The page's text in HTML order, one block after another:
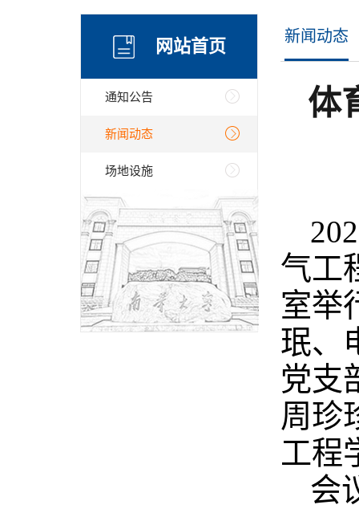
网站首页
通知公告
新闻动态
场地设施
新闻动态
体
气工
室举
珉、
党支
周珍
工程
会